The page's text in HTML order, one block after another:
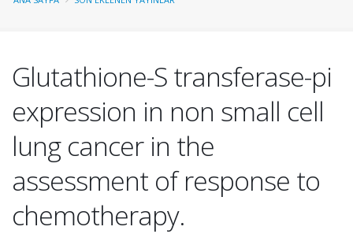
Glutathione-S transferase-pi
expression in non small cell
lung cancer in the
assessment of response to
chemotherapy.